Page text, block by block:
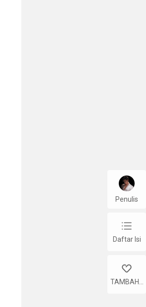
Penulis
chap_list
Daftar Isi
like
TAMBAHK